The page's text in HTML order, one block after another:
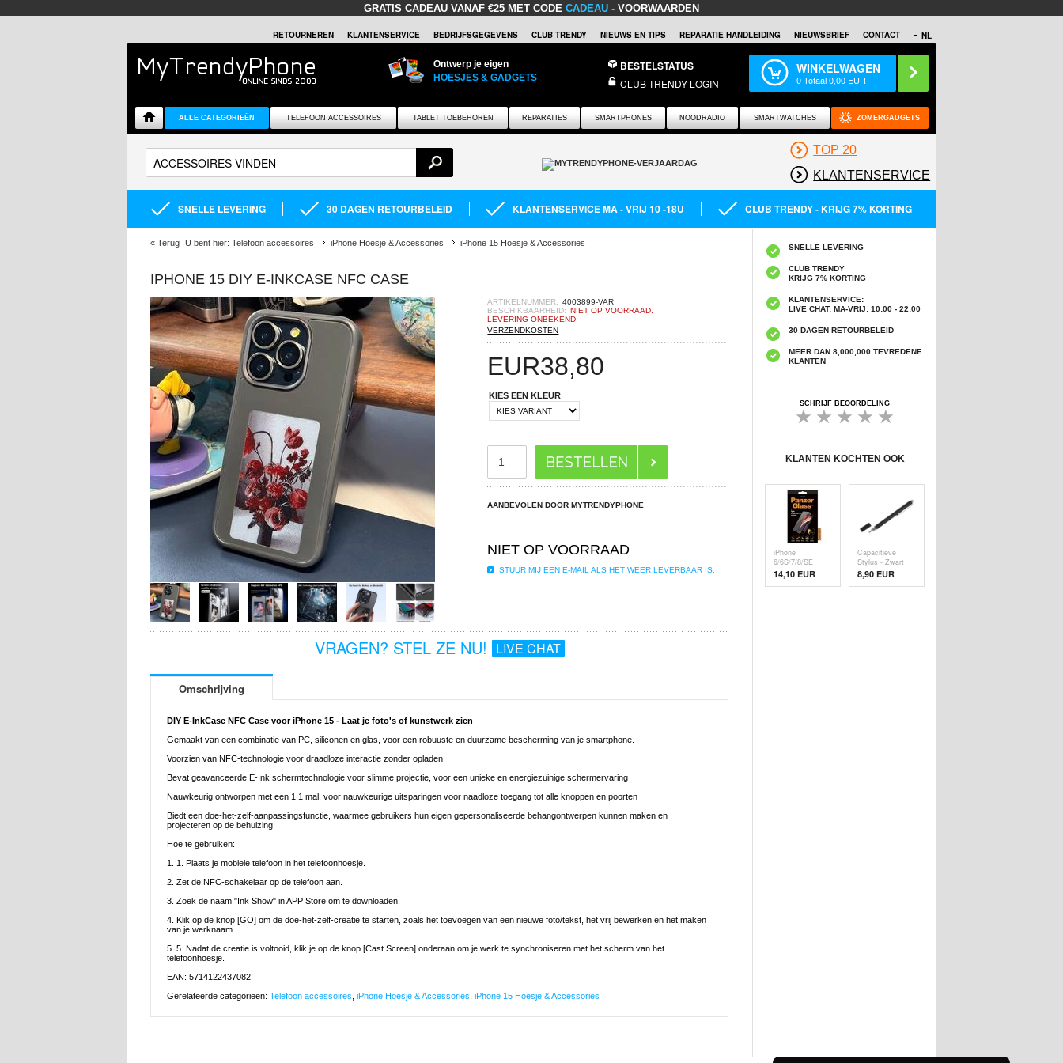
GRATIS CADEAU VANAF €25 MET CODE CADEAU - VOORWAARDEN
NL
RETOURNEREN KLANTENSERVICE BEDRIJFSGEGEVENS CLUB TRENDY NIEUWS EN TIPS REPARATIE HANDLEIDING NIEUWSBRIEF CONTACT
Ontwerp je eigen
HOESJES & GADGETS
BESTELSTATUS
CLUB TRENDY LOGIN
WINKELWAGEN
0Totaal0,00 EUR
ALLE CATEGORIEËN TELEFOON ACCESSOIRES TABLET TOEBEHOREN REPARATIES SMARTPHONES NOODRADIO SMARTWATCHES ZOMERGADGETS
TOP 20
KLANTENSERVICE
SNELLE LEVERING 30 DAGEN RETOURBELEID KLANTENSERVICE MA - VRIJ 10 -18U CLUB TRENDY - KRIJG 7% KORTING
« Terug U bent hier: Telefoon accessoires iPhone Hoesje & Accessories iPhone 15 Hoesje & Accessories
IPHONE 15 DIY E-INKCASE NFC CASE
ARTIKELNUMMER: 4003899-VAR
BESCHIKBAARHEID: NIET OP VOORRAAD.
LEVERING ONBEKEND
VERZENDKOSTEN
EUR38,80
KIES EEN KLEUR
AANBEVOLEN DOOR MYTRENDYPHONE
NIET OP VOORRAAD
STUUR MIJ EEN E-MAIL ALS HET WEER LEVERBAAR IS.
VRAGEN? STEL ZE NU! LIVE CHAT
Omschrijving
DIY E-InkCase NFC Case voor iPhone 15 - Laat je foto's of kunstwerk zien
Gemaakt van een combinatie van PC, siliconen en glas, voor een robuuste en duurzame bescherming van je smartphone.
Voorzien van NFC-technologie voor draadloze interactie zonder opladen
Bevat geavanceerde E-Ink schermtechnologie voor slimme projectie, voor een unieke en energiezuinige schermervaring
Nauwkeurig ontworpen met een 1:1 mal, voor nauwkeurige uitsparingen voor naadloze toegang tot alle knoppen en poorten
Biedt een doe-het-zelf-aanpassingsfunctie, waarmee gebruikers hun eigen gepersonaliseerde behangontwerpen kunnen maken en
projecteren op de behuizing
Hoe te gebruiken:
1. 1. Plaats je mobiele telefoon in het telefoonhoesje.
2. Zet de NFC-schakelaar op de telefoon aan.
3. Zoek de naam "Ink Show" in APP Store om te downloaden.
4. Klik op de knop [GO] om de doe-het-zelf-creatie te starten, zoals het toevoegen van een nieuwe foto/tekst, het vrij bewerken en het maken
van je werknaam.
5. 5. Nadat de creatie is voltooid, klik je op de knop [Cast Screen] onderaan om je werk te synchroniseren met het scherm van het
telefoonhoesje.
EAN: 5714122437082
Gerelateerde categorieën: Telefoon accessoires iPhone Hoesje & Accessories iPhone 15 Hoesje & Accessories
SNELLE LEVERING
CLUB TRENDY
KRIJG 7% KORTING
KLANTENSERVICE:
LIVE CHAT: MA-VRIJ: 10:00 - 22:00
30 DAGEN RETOURBELEID
MEER DAN 8,000,000 TEVREDENE
KLANTEN
SCHRIJF BEOORDELING
KLANTEN KOCHTEN OOK
iPhone
6/6S/7/8/SE
(2020)/SE (
14,10 EUR
Capacitieve
Stylus - Zwart
8,90 EUR